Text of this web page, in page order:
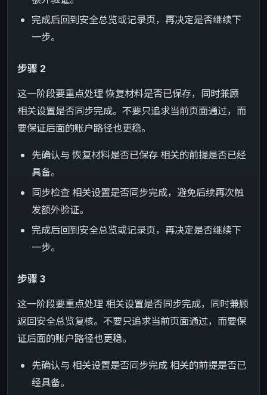
完成后回到安全总览或记录页，再决定是否继续下
一步。
步骤 2
这一阶段要重点处理 恢复材料是否已保存，同时兼顾
相关设置是否同步完成。不要只追求当前页面通过，而
要保证后面的账户路径也更稳。
先确认与 恢复材料是否已保存 相关的前提是否已经
具备。
同步检查 相关设置是否同步完成，避免后续再次触
发额外验证。
完成后回到安全总览或记录页，再决定是否继续下
一步。
步骤 3
这一阶段要重点处理 相关设置是否同步完成，同时兼顾
返回安全总览复核。不要只追求当前页面通过，而要保
证后面的账户路径也更稳。
先确认与 相关设置是否同步完成 相关的前提是否已
经具备。